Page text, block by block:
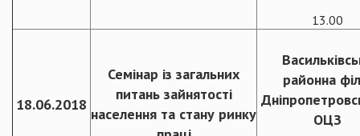
13.00
18.06.2018
Семінар із загальних
питань зайнятості
населення та стану ринку
районна
ОЦЗ